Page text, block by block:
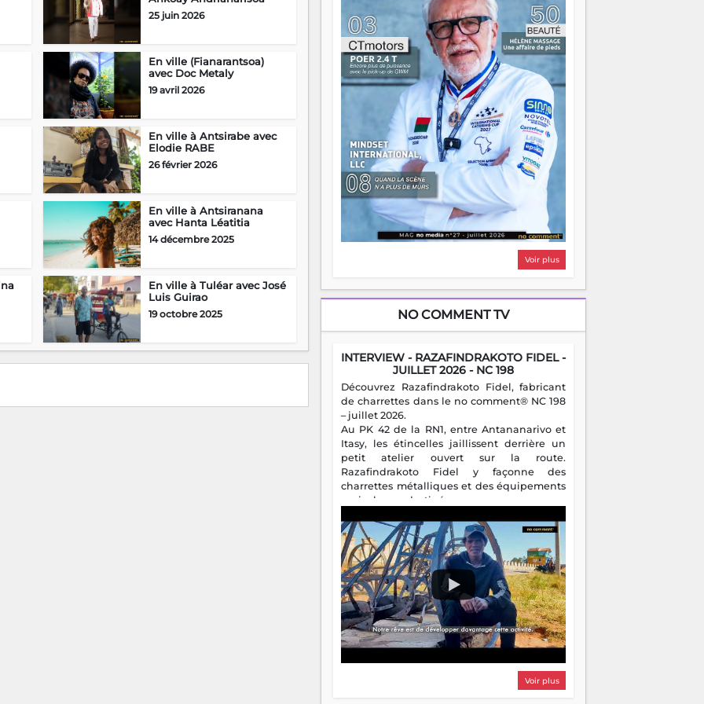
25 juin 2026
En ville (Fianarantsoa)
avec Doc Metaly
19 avril 2026
En ville à Antsirabe avec
Elodie RABE
26 février 2026
En ville à Antsiranana
avec Hanta Léatitia
14 décembre 2025
En ville à Tuléar avec José
Luis Guirao
19 octobre 2025
oui, on pourrait s'arrêter là, applaudir et
rentrer chez soi satisfait. Mais ce serait
passer à côté d'une chose essentielle. La
fougue, ça brûle fort — et parfois, ça brûle
vite. Une flamme sans direction peut
éclairer autant qu'elle peut consumer. C'est
là que les aînés entrent en scène — pas
pour reprendre le gouvernail, mais pour
montrer où sont les récifs. Les jeunes ont la
force, les vieux ont l'expérience, comme on
dit. Ce n'est pas un combat de générations
— c'est une question d'équipage. Partagez
vos réussites, mais aussi vos échecs. Surtout
vos échecs, d'ailleurs — ils enseignent
mieux que n'importe quel manuel. À
Madagascar, la barque avance. Il faut juste
s'assurer que tout le monde rame dans le
Voir plus
NO COMMENT TV
INTERVIEW - RAZAFINDRAKOTO FIDEL -
JUILLET 2026 - NC 198
Découvrez Razafindrakoto Fidel, fabricant
de charrettes dans le no comment® NC 198
– juillet 2026.
Au PK 42 de la RN1, entre Antananarivo et
Itasy, les étincelles jaillissent derrière un
petit atelier ouvert sur la route.
Razafindrakoto Fidel y façonne des
charrettes métalliques et des équipements
agricoles destinés aux campagnes
familial, il perpétue un métier discret mais
essentiel.
Voir plus